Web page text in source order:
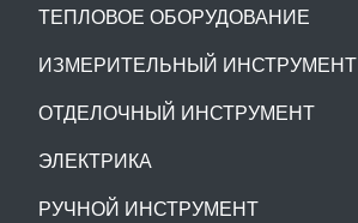
ТЕПЛОВОЕ ОБОРУДОВАНИЕ
ИЗМЕРИТЕЛЬНЫЙ ИНСТРУМЕНТ
ОТДЕЛОЧНЫЙ ИНСТРУМЕНТ
ЭЛЕКТРИКА
РУЧНОЙ ИНСТРУМЕНТ